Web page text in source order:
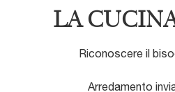
LA
Riconoscere il
Arredamento